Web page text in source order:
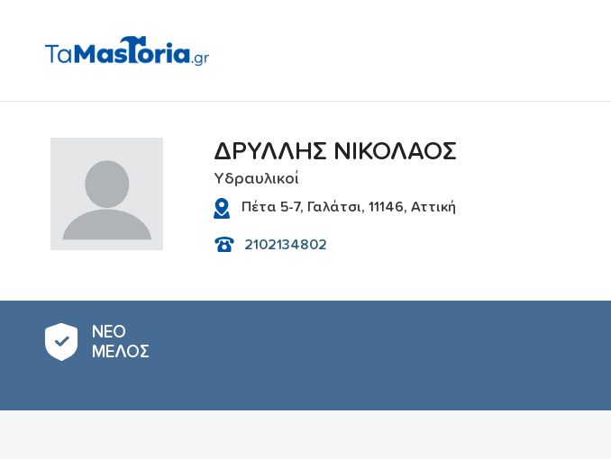
ΔΡΥΛΛΗΣ ΝΙΚΟΛΑΟΣ
Υδραυλικoί
Πέτα 5-7, Γαλάτσι, 11146, Αττική
2102134802
ΝΕΟ
ΜΕΛΟΣ